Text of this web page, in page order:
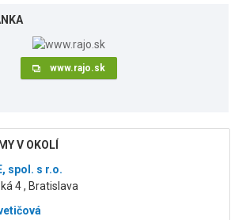
www.rajo.sk
V OKOLÍ
spol. s r.o.
4 , Bratislava